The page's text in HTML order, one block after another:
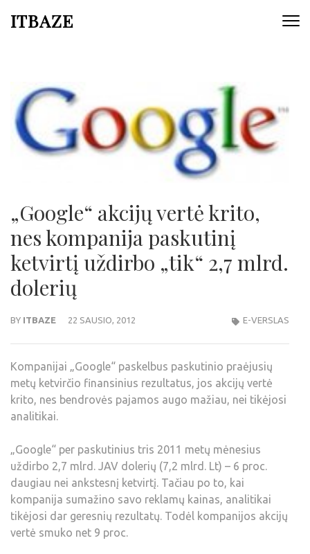
ITBAZE
„Google“ akcijų vertė krito,
nes kompanija paskutinį
ketvirtį uždirbo „tik“ 2,7 mlrd.
dolerių
BY ITBAZE 22 SAUSIO, 2012 E-VERSLAS
Kompanijai „Google“ paskelbus paskutinio praėjusių
metų ketvirčio finansinius rezultatus, jos akcijų vertė
krito, nes bendrovės pajamos augo mažiau, nei tikėjosi
analitikai.
„Google“ per paskutinius tris 2011 metų mėnesius
uždirbo 2,7 mlrd. JAV dolerių (7,2 mlrd. Lt) – 6 proc.
daugiau nei ankstesnį ketvirtį. Tačiau po to, kai
kompanija sumažino savo reklamų kainas, analitikai
tikėjosi dar geresnių rezultatų. Todėl kompanijos akcijų
vertė smuko net 9 proc.